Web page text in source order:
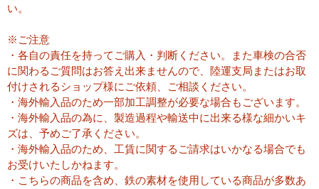
い。
※ご注意
・各自の責任を持ってご購入・判断ください。また車検の合否
に関わるご質問はお答え出来ませんので、陸運支局またはお取
付けされるショップ様にご依頼、ご相談ください。
・海外輸入品のため一部加工調整が必要な場合もございます。
・海外輸入品の為に、製造過程や輸送中に出来る様な細かいキ
ズは、予めご了承ください。
・海外輸入品のため、工賃に関するご請求はいかなる場合でも
お受けいたしかねます。
・こちらの商品を含め、鉄の素材を使用している商品が多数あ